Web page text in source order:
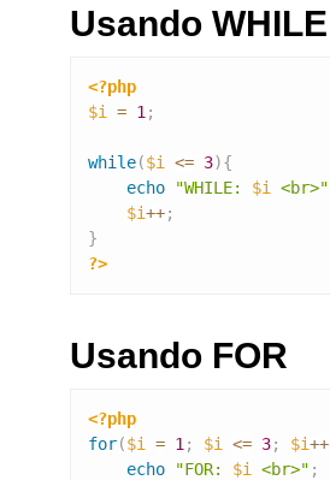
Usando WHILE
<?php
$i
= 1 ;
while($i <= 3){
echo
"WHILE: $i <br>"
$i++;
}
?>
Usando FOR
<?php
for($i = 1 ; $i <= 3; $i++
echo
"FOR: $i <br>" ;